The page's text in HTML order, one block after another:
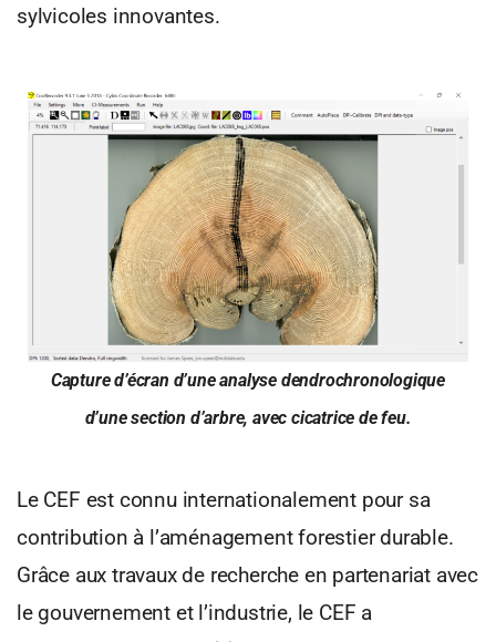
sylvicoles innovantes.
Capture d’écran d’une analyse dendrochronologique
d’une section d’arbre, avec cicatrice de feu.
Le CEF est connu internationalement pour sa
contribution à l’aménagement forestier durable.
Grâce aux travaux de recherche en partenariat avec
le gouvernement et l’industrie, le CEF a